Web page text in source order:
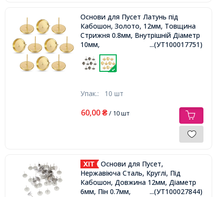
Основи для Пусет Латунь під
Кабошон, Золото, 12мм, Товщина
Стрижня 0.8мм, Внутрішній Діаметр
10мм,
...(УТ100017751)
Упак.: 10 шт
60,00 ₴/ 10 шт
Основи для Пусет,
Нержавіюча Сталь, Круглі, Під
Кабошон, Довжина 12мм, Діаметр
6мм, Пін 0.7мм,
...(УТ100027844)